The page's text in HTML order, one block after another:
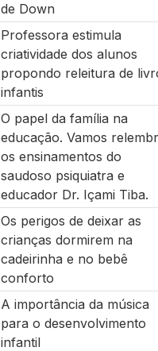
de Down
Professora estimula
criatividade dos alunos
propondo releitura de
infantis
O papel da família na
educação. Vamos
os ensinamentos do
saudoso psiquiatra e
educador Dr. Içami Tiba.
Os perigos de deixar as
crianças dormirem na
cadeirinha e no bebê
conforto
A importância da música
para o desenvolvimento
infantil